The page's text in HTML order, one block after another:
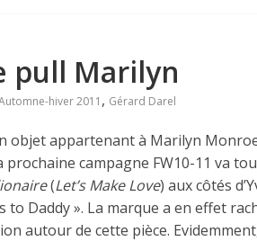
pull Marilyn
hiver 2011 , Gérard Darel
objet appartenant à Marilyn
campagne FW10-11 va
(Let’s Make Love) aux côtés
Daddy ». La marque a en effet
autour de cette pièce.